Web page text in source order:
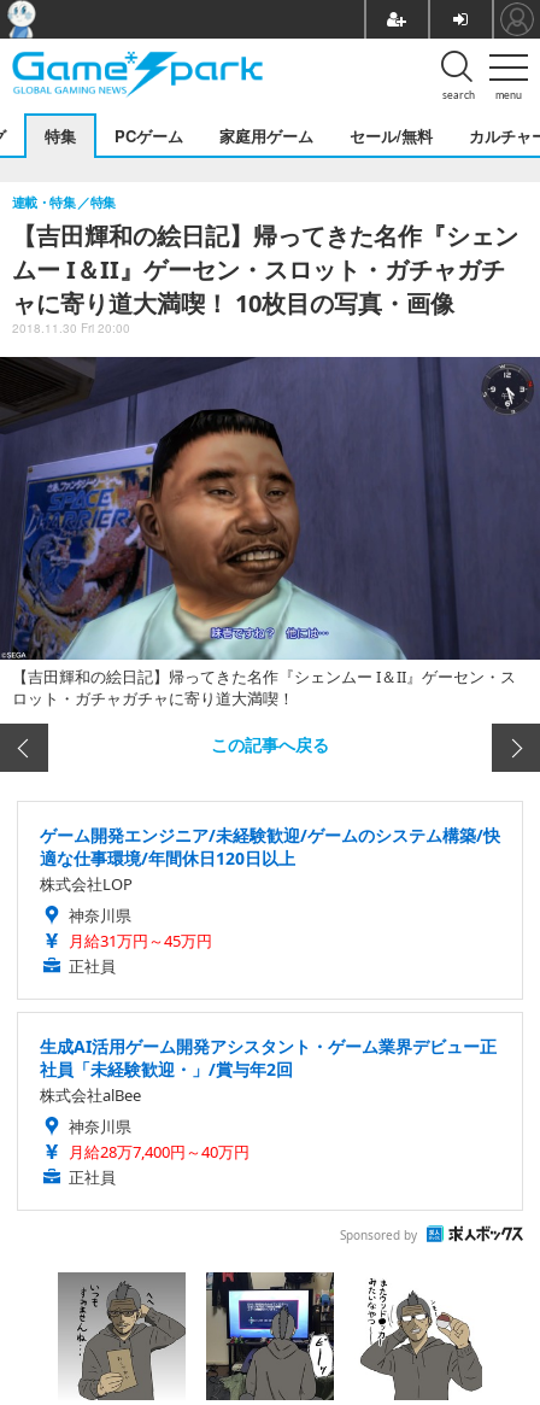
menu
search
特集 PCゲーム 家庭用ゲーム セール/無料 カルチャ
【吉田輝和の絵日記】帰ってきた名作『シェン
ムー I＆II』ゲーセン・スロット・ガチャガチ
ャに寄り道大満喫！ 10枚目の写真・画像
連載・特集 特集
2018.11.30 Fri 20:00
【吉田輝和の絵日記】帰ってきた名作『シェンムー I＆II』ゲーセン・ス
ロット・ガチャガチャに寄り道大満喫！
この記事へ戻る
ゲーム開発エンジニア/未経験歓迎/ゲームのシステム構築/快
適な仕事環境/年間休日120日以上
株式会社LOP
神奈川県
月給31万円～45万円
正社員
生成AI活用ゲーム開発アシスタント・ゲーム業界デビュー正
社員「未経験歓迎・」/賞与年2回
株式会社alBee
神奈川県
月給28万7,400円～40万円
正社員
Sponsored by